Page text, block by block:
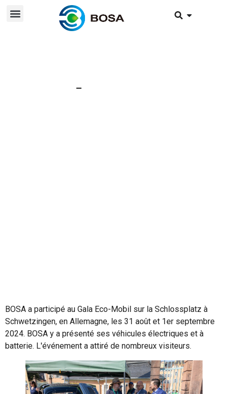
BOSA a participé au Gala Eco-Mobil sur la Schlossplatz à
Schwetzingen, en Allemagne, les 31 août et 1er septembre
2024. BOSA y a présenté ses véhicules électriques et à
batterie. L'événement a attiré de nombreux visiteurs.